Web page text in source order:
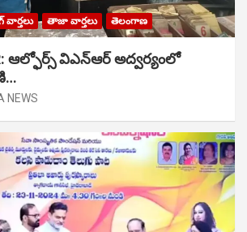
వార్తలు తాజా వార్తలు తెలంగాణ
ఆల్ఫోర్స్ విఎన్ఆర్ అద్వర్యంలో
NEWS